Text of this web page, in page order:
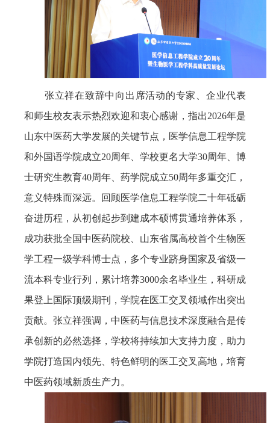
张立祥在致辞中向出席活动的专家、企业代表
和师生校友表示热烈欢迎和衷心感谢， 指出2026年是
山东中医药大学发展的关键节点，医学信息工程学院
和外国语学院成立20周年、学校更名大学30周年、博
士研究生教育40周年、药学院成立50周年多重交汇，
意义特殊而深远。回顾医学信息工程学院二十年砥砺
奋进历程，从初创起步到建成本硕博贯通培养体系，
成功获批全国中医药院校、山东省属高校首个生物医
学工程一级学科博士点，多个专业跻身国家及省级一
流本科专业行列，累计培养3000余名毕业生，科研成
果登上国际顶级期刊，学院在医工交叉领域作出突出
贡献。张立祥强调，中医药与信息技术深度融合是传
承创新的必然选择，学校将持续加大支持力度，助力
学院打造国内领先、特色鲜明的医工交叉高地，培育
中医药领域新质生产力。